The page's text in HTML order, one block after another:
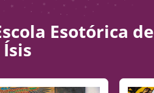
Esotórica de
Ísis